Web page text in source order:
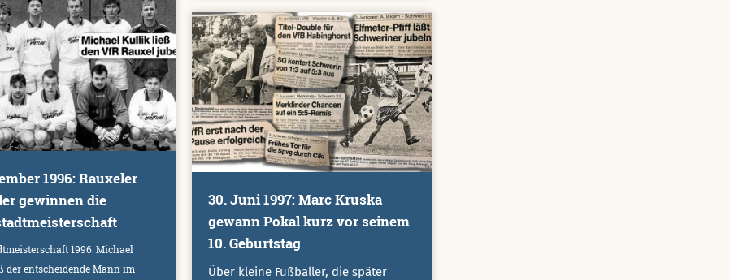
1996: Rauxeler
gewinnen die
1996: Michael
der entscheidende Mann im
30. Juni 1997: Marc Kruska
gewann Pokal kurz vor seinem
10. Geburtstag
Über kleine Fußballer, die später